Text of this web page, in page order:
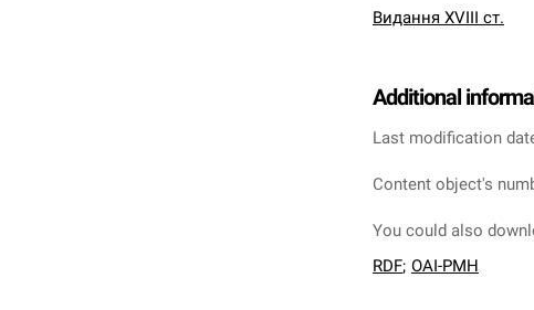
Видання XVIII ст.
Additional
Last modification
Content object's
You could also
RDF; OAI-PMH